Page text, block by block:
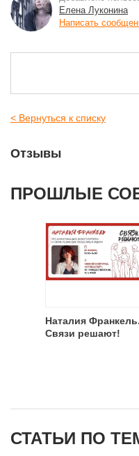
Елена Луконина
Написать
< Вернуться к списку
Отзывы
ПРОШЛЫЕ
Наталия Франкель.
Связи решают!
СТАТЬИ ПО